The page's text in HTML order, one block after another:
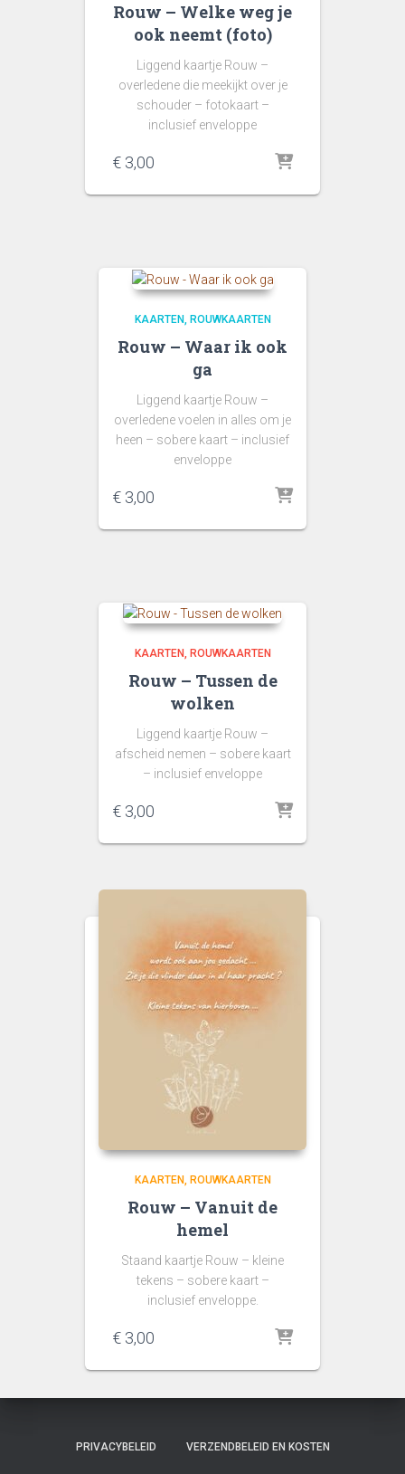
Rouw – Welke weg je
ook neemt (foto)
Liggend kaartje Rouw –
overledene die meekijkt over je
schouder – fotokaart –
inclusief enveloppe
€ 3,00
KAARTEN ROUWKAARTEN
Rouw – Waar ik ook
ga
Liggend kaartje Rouw –
overledene voelen in alles om je
heen – sobere kaart – inclusief
enveloppe
€ 3,00
KAARTEN ROUWKAARTEN
Rouw – Tussen de
wolken
Liggend kaartje Rouw –
afscheid nemen – sobere kaart
– inclusief enveloppe
€ 3,00
KAARTEN ROUWKAARTEN
Rouw – Vanuit de
hemel
Staand kaartje Rouw – kleine
tekens – sobere kaart –
inclusief enveloppe.
€ 3,00
PRIVACYBELEID VERZENDBELEID EN KOSTEN